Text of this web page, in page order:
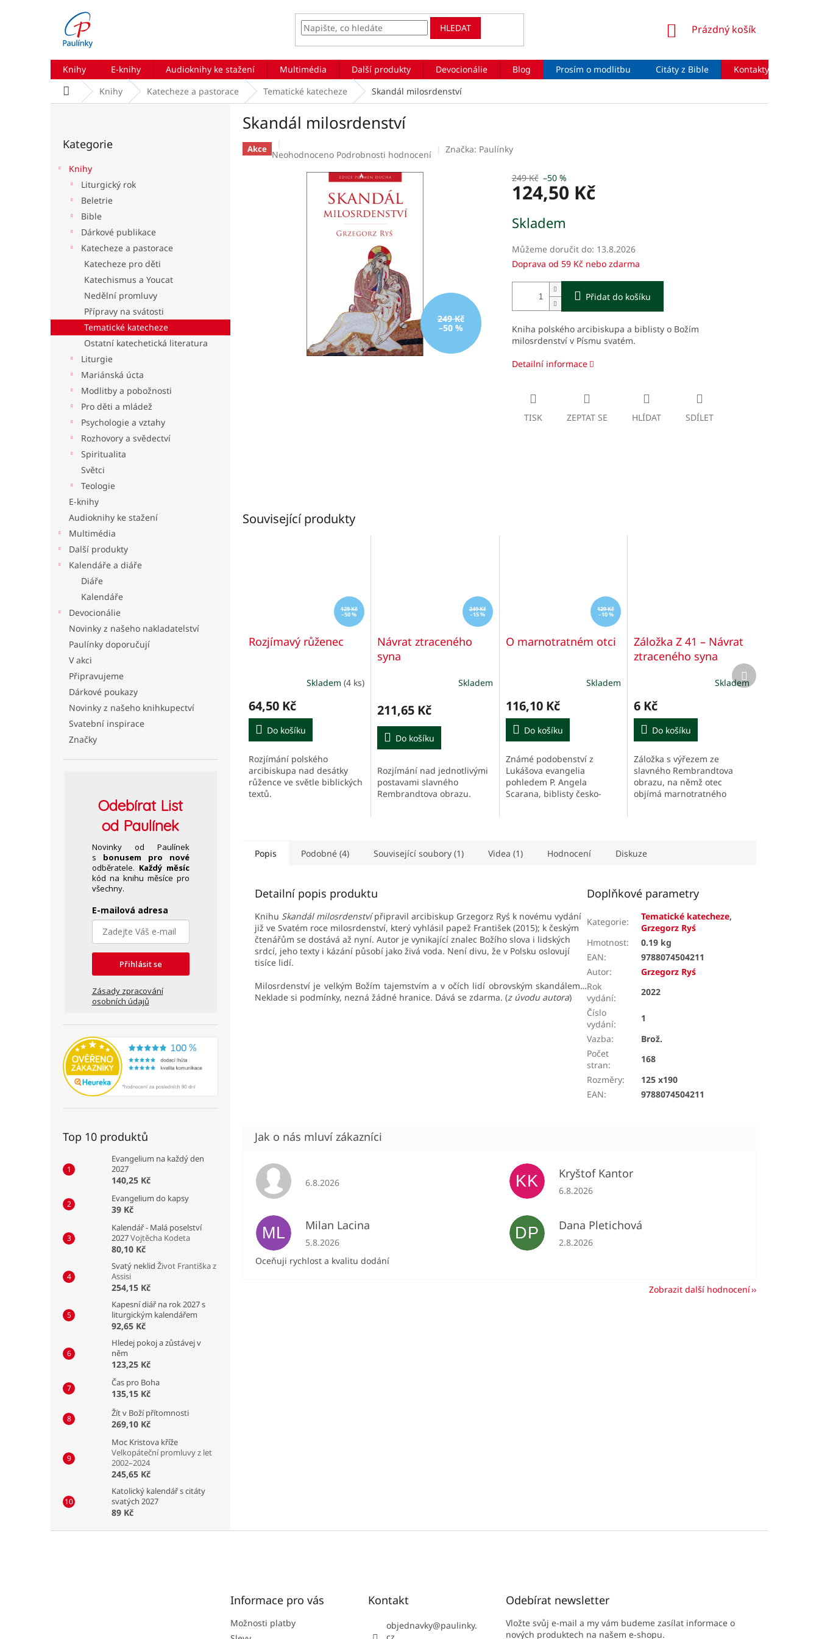
HLEDAT
NÁKUPNÍ
Prázdný košík
Knihy E-knihy Audioknihy ke stažení Multimédia Další produkty Devocionálie Blog Prosím o modlitbu Citáty z Bible Kontakty
Domů Knihy Katecheze a pastorace Tematické katecheze Skandál milosrdenství
kategorie
Kategorie
Knihy
Liturgický rok
Beletrie
Bible
Dárkové publikace
Katecheze a pastorace
Katecheze pro děti
Katechismus a Youcat
Nedělní promluvy
Přípravy na svátosti
Tematické katecheze
Ostatní katechetická literatura
Liturgie
Mariánská úcta
Modlitby a pobožnosti
Pro děti a mládež
Psychologie a vztahy
Rozhovory a svědectví
Spiritualita
Světci
Teologie
E-knihy
Audioknihy ke stažení
Multimédia
Další produkty
Kalendáře a diáře
Diáře
Kalendáře
Devocionálie
Novinky z našeho nakladatelství
Paulínky doporučují
V akci
Připravujeme
Dárkové poukazy
Novinky z našeho knihkupectví
Svatební inspirace
Značky
OdebíratList
od Paulínek
Novinky od Paulínek
s bonusem pro nové
odběratele. Každý měsíc
kód na knihu měsíce pro
všechny.
E-mailová adresa
Přihlásit se
Zásady zpracování
osobních údajů
Top 10 produktů
Evangelium na každý den
2027
140,25 Kč
Evangelium do kapsy
39 Kč
Kalendář - Malá poselství
2027Vojtěcha Kodeta
80,10 Kč
Svatý neklid Život Františka z
Assisi
254,15 Kč
Kapesní diář na rok 2027 s
liturgickým kalendářem
92,65 Kč
Hledej pokoj a zůstávej v
něm
123,25 Kč
Čas pro Boha
135,15 Kč
Žít v Boží přítomnosti
269,10 Kč
Moc Kristova kříže
Velkopáteční promluvy z let
2002–2024
245,65 Kč
Katolický kalendář s citáty
svatých 2027
89 Kč
Skandál milosrdenství
Akce Průměrné
Neohodnoceno Podrobnosti hodnocení Značka: Paulínky
249 Kč
–50 %
249 Kč –50 %
124,50 Kč
cena:
Skladem
Můžeme doručit do: 13.8.2026
Doprava od 59 Kč nebo zdarma
Přidat do košíku
Kniha polského arcibiskupa a biblisty o Božím
milosrdenství v Písmu svatém.
Detailní informace
TISK ZEPTAT SE HLÍDAT SDÍLET
Související produkty
129 Kč
–50 %
Rozjímavý růženec
Skladem (4 ks)
64,50 Kč
Do košíku
Rozjímání polského
arcibiskupa nad desátky
růžence ve světle biblických
textů.
249 Kč
–15 %
Návrat ztraceného
syna
produktu
5,0
hvězdiček.
Skladem
211,65 Kč
Do košíku
Rozjímání nad jednotlivými
postavami slavného
Rembrandtova obrazu.
129 Kč
–10 %
O marnotratném otci
Skladem
116,10 Kč
Do košíku
Známé podobenství z
Lukášova evangelia
pohledem P. Angela
Scarana, biblisty česko-
Záložka Z 41 – Návrat
ztraceného syna
Skladem
6 Kč
Do košíku
Záložka s výřezem ze
slavného Rembrandtova
obrazu, na němž otec
objímá marnotratného
Další
produkt
Popis Podobné (4) Související soubory (1) Videa (1) Hodnocení Diskuze
Detailní popis produktu
Knihu Skandál milosrdenstvípřipravil arcibiskup Grzegorz Ryś k novému vydání
již ve Svatém roce milosrdenství, který vyhlásil papež František (2015); k českým
čtenářům se dostává až nyní. Autor je vynikající znalec Božího slova i lidských
srdcí, jeho texty i kázání působí jako živá voda. Není divu, že v Polsku oslovují
tisíce lidí.
Milosrdenství je velkým Božím tajemstvím a v očích lidí obrovským skandálem…
Neklade si podmínky, nezná žádné hranice. Dává se zdarma. (z úvodu autora)
Doplňkové parametry
Kategorie: Tematické katecheze,
Grzegorz Ryś
Hmotnost:
0.19 kg
EAN:
9788074504211
Autor:
Grzegorz Ryś
Rok
vydání:
2022
Číslo
vydání:
1
Vazba:
Brož.
Počet
stran:
168
Rozměry:
125 x190
EAN: 9788074504211
Hodnocení obchodu je 5 z 5 hvězdiček.
6.8.2026 KK Kryštof Kantor
Hodnocení obchodu je 5 z 5 hvězdiček.
6.8.2026
ML Milan Lacina
Hodnocení obchodu je 5 z 5 hvězdiček.
5.8.2026
Oceňuji rychlost a kvalitu dodání
DP Dana Pletichová
Hodnocení obchodu je 5 z 5 hvězdiček.
2.8.2026
Zobrazit další hodnocení
Informace pro vás
Možnosti platby
Kontakt
objednavky@paulinky.
cz
Odebírat newsletter
Vložte svůj e-mail a my vám budeme zasílat informace o
nových produktech na našem e-shopu.